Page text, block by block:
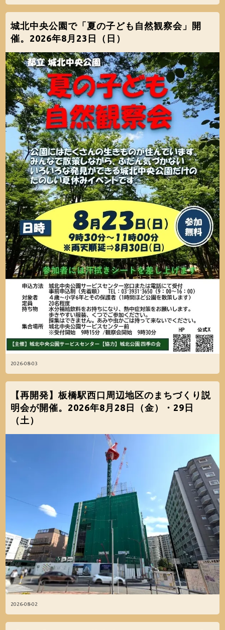
2026-08-03
城北中央公園で「夏の子ども自然観察会」開
催。2026年8月23日（日）
2026-08-02
【再開発】板橋駅西口周辺地区のまちづくり説
明会が開催。2026年8月28日（金）・29日
（土）